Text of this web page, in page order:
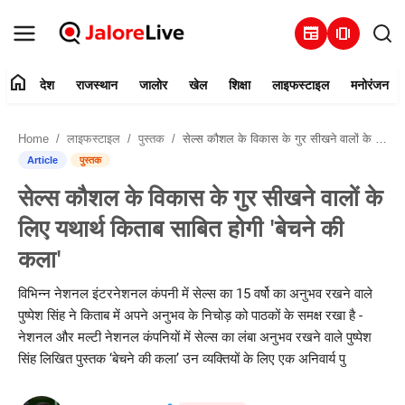
newspaper amp_stories
संपर्क करें
देश
राजस्थान
जालोर
खेल
home देश राजस्थान जालोर खेल शिक्षा लाइफस्टाइल मनोरंजन
Home लाइफस्टाइल पुस्तक सेल्स कौशल के विकास के गुर सीखने वालों के लिए यथार्थ किताब साबित होगी 'बेचने की कला'
Article पुस्तक
सेल्स कौशल के विकास के गुर सीखने वालों के
लिए यथार्थ किताब साबित होगी 'बेचने की
कला'
विभिन्न नेशनल इंटरनेशनल कंपनी में सेल्स का 15 वर्षो का अनुभव रखने वाले
पुष्पेश सिंह ने किताब में अपने अनुभव के निचोड़ को पाठकों के समक्ष रखा है -
नेशनल और मल्टी नेशनल कंपनियों में सेल्स का लंबा अनुभव रखने वाले पुष्पेश
सिंह लिखित पुस्तक ‘बेचने की कला’ उन व्यक्तियों के लिए एक अनिवार्य पु